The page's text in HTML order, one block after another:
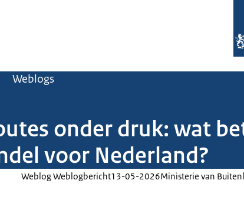
Weblogs
onder druk: wat
voor Nederland?
Weblog Weblogbericht13-05-2026Ministerie van